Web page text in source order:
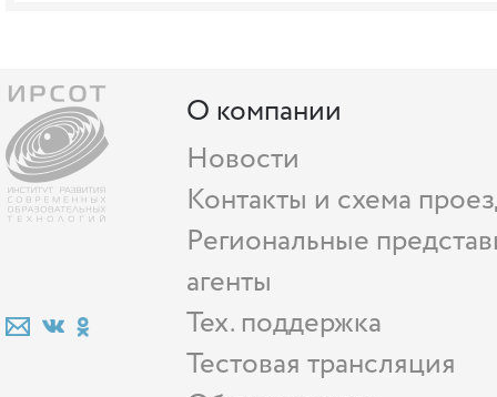
О компании
Новости
Контакты и схема
Региональные
агенты
Тех. поддержка
Тестовая трансляция